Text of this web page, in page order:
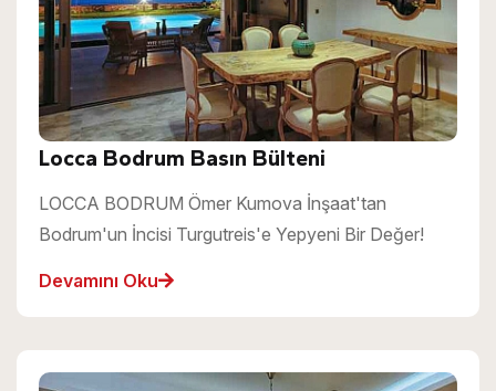
Locca Bodrum Basın Bülteni
LOCCA BODRUM Ömer Kumova İnşaat'tan
Bodrum'un İncisi Turgutreis'e Yepyeni Bir Değer!
Devamını Oku